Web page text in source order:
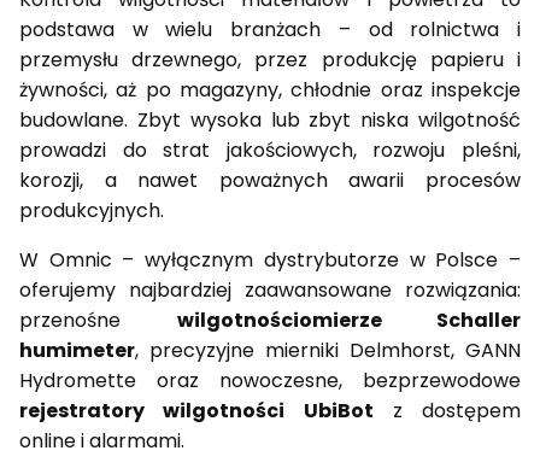
podstawa w wielu branżach – od rolnictwa i
przemysłu drzewnego, przez produkcję papieru i
żywności, aż po magazyny, chłodnie oraz inspekcje
budowlane. Zbyt wysoka lub zbyt niska wilgotność
prowadzi do strat jakościowych, rozwoju pleśni,
korozji, a nawet poważnych awarii procesów
produkcyjnych.
W Omnic – wyłącznym dystrybutorze w Polsce –
oferujemy najbardziej zaawansowane rozwiązania:
przenośne wilgotnościomierze Schaller
humimeter, precyzyjne mierniki Delmhorst, GANN
Hydromette oraz nowoczesne, bezprzewodowe
rejestratory wilgotności UbiBot z dostępem
online i alarmami.